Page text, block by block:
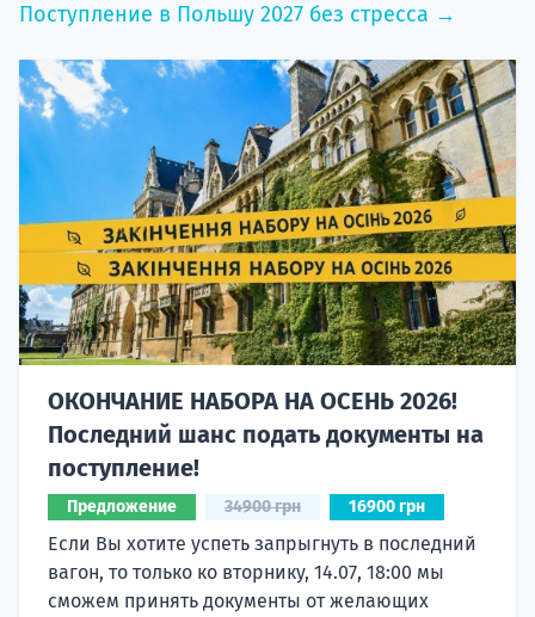
Поступление в Польшу 2027 без стресса →
ОКОНЧАНИЕ НАБОРА НА ОСЕНЬ 2026!
Последний шанс подать документы на
поступление!
Предложение 34900 грн 16900 грн
Если Вы хотите успеть запрыгнуть в последний
вагон, то только ко вторнику, 14.07, 18:00 мы
сможем принять документы от желающих